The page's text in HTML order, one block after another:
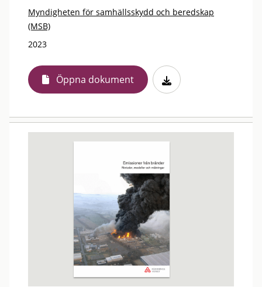
Myndigheten för samhällsskydd och beredskap
(MSB)
2023
Öppna dokument